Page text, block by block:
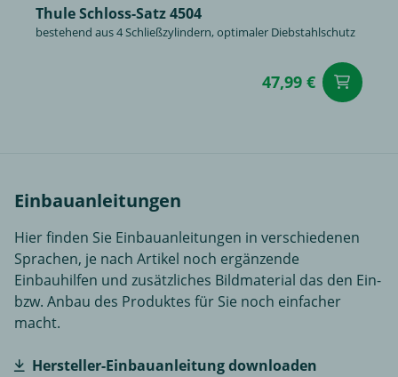
Thule Schloss-Satz 4504
bestehend aus 4 Schließzylindern, optimaler Diebstahlschutz
47,99 €
Einbauanleitungen
Hier finden Sie Einbauanleitungen in verschiedenen
Sprachen, je nach Artikel noch ergänzende
Einbauhilfen und zusätzliches Bildmaterial das den Ein-
bzw. Anbau des Produktes für Sie noch einfacher
macht.
Hersteller-Einbauanleitung downloaden